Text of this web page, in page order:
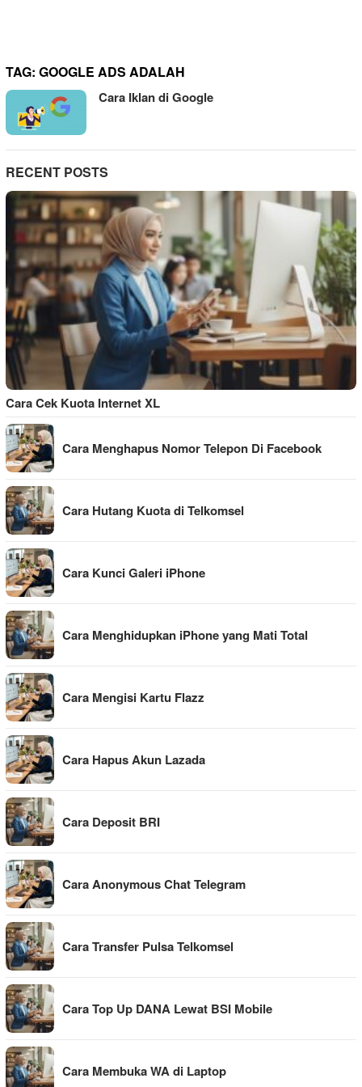
TAG: GOOGLE ADS ADALAH
Cara Iklan di Google
RECENT POSTS
Cara Cek Kuota Internet XL
Cara Menghapus Nomor Telepon Di Facebook
Cara Hutang Kuota di Telkomsel
Cara Kunci Galeri iPhone
Cara Menghidupkan iPhone yang Mati Total
Cara Mengisi Kartu Flazz
Cara Hapus Akun Lazada
Cara Deposit BRI
Cara Anonymous Chat Telegram
Cara Transfer Pulsa Telkomsel
Cara Top Up DANA Lewat BSI Mobile
Cara Membuka WA di Laptop